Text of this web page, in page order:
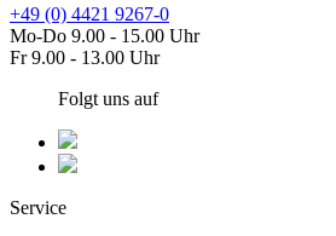
+49 (0) 4421 9267-0
Mo-Do 9.00 - 15.00 Uhr
Fr 9.00 - 13.00 Uhr
Folgt uns auf
Service